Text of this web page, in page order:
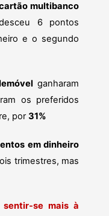
multibanco
6 pontos
e o segundo
ganharam
os preferidos
por31%
em dinheiro
trimestres, mas
se mais à